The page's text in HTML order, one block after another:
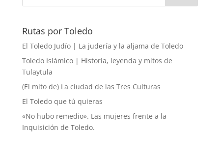
Rutas por Toledo
El Toledo Judío | La judería y la aljama de Toledo
Toledo Islámico | Historia, leyenda y mitos de
Tulaytula
(El mito de) La ciudad de las Tres Culturas
El Toledo que tú quieras
«No hubo remedio». Las mujeres frente a la
Inquisición de Toledo.